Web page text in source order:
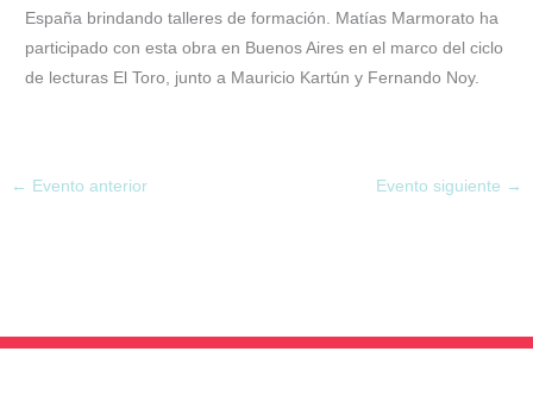
España brindando talleres de formación. Matías Marmorato ha
participado con esta obra en Buenos Aires en el marco del ciclo
de lecturas El Toro, junto a Mauricio Kartún y Fernando Noy.
← Evento anterior Evento siguiente →